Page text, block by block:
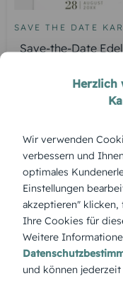
SAVE THE DATE
Save-the-Date
Produktbeschreibung
„Streifenzauber“
romantischem Flair.
perfekt für
Gäste stilvoll
Herzlich
Wir verwenden
verbessern und
optimales
Einstellungen
akzeptieren" klicken,
Ihre Cookies für
Weitere
und können